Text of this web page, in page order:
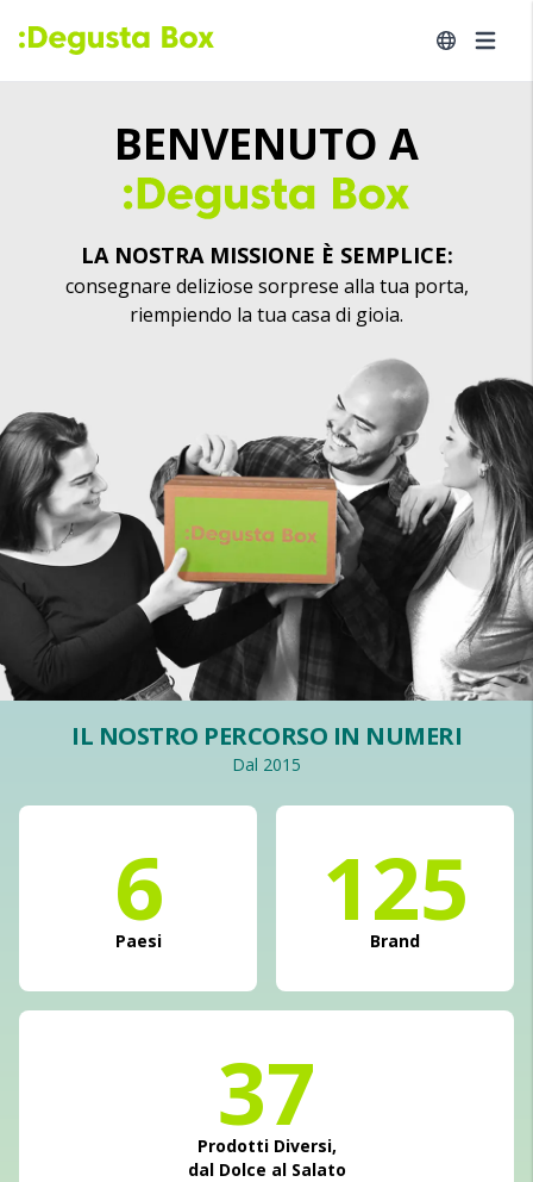
BENVENUTO A
LA NOSTRA MISSIONE È SEMPLICE:
consegnare deliziose sorprese alla tua porta,
riempiendo la tua casa di gioia.
IL NOSTRO PERCORSO IN NUMERI
Dal 2015
6
Paesi 125
Brand
37
Prodotti Diversi,
dal Dolce al Salato